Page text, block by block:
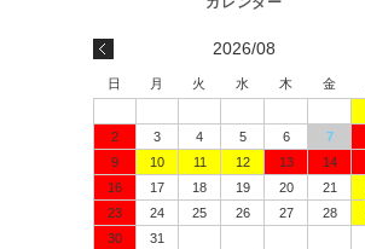
2026/08
日 月 火 水 木 金
2
3 4 5 6 7
9
10 11 12 13 14
16
17 18 19 20 21
23
24 25 26 27 28
30
31